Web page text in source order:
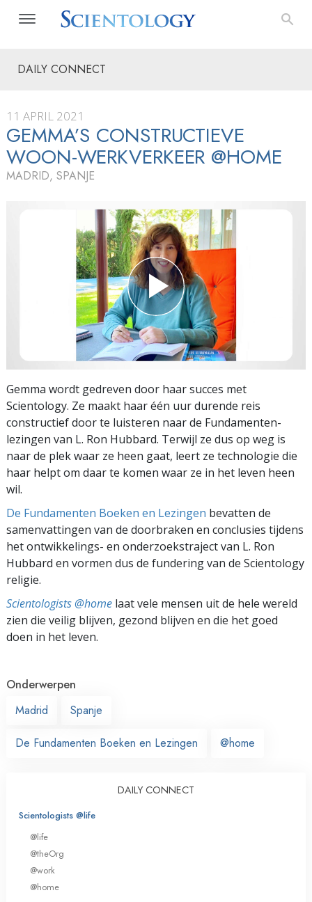
DAILY CONNECT
11 APRIL 2021
GEMMA’S CONSTRUCTIEVE
WOON-WERKVERKEER @HOME
MADRID, SPANJE
Gemma wordt gedreven door haar succes met
Scientology. Ze maakt haar één uur durende reis
constructief door te luisteren naar de Fundamenten-
lezingen van L. Ron Hubbard. Terwijl ze dus op weg is
naar de plek waar ze heen gaat, leert ze technologie die
haar helpt om daar te komen waar ze in het leven heen
wil.
De Fundamenten Boeken en Lezingen bevatten de
samenvattingen van de doorbraken en conclusies tijdens
het ontwikkelings- en onderzoekstraject van L. Ron
Hubbard en vormen dus de fundering van de Scientology
religie.
Scientologists @home laat vele mensen uit de hele wereld
zien die veilig blijven, gezond blijven en die het goed
doen in het leven.
Onderwerpen
Madrid
Spanje
De Fundamenten Boeken en Lezingen @home
DAILY CONNECT
Scientologists @life
@life
@theOrg
@work
@home